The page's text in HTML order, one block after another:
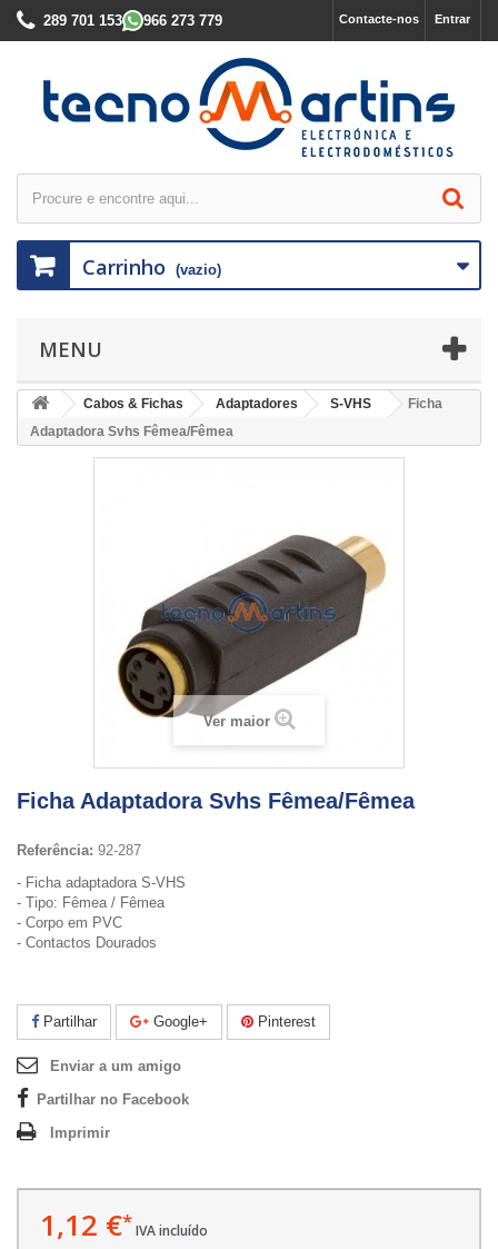
Entrar
Contacte-nos
289 701 153 966 273 779
Carrinho (vazio)
MENU
Cabos & Fichas Adaptadores S-VHS
Ficha
Adaptadora Svhs Fêmea/Fêmea
Ver maior
Ficha Adaptadora Svhs Fêmea/Fêmea
Referência: 92-287
- Ficha adaptadora S-VHS
- Tipo: Fêmea / Fêmea
- Corpo em PVC
- Contactos Dourados
Partilhar Google+ Pinterest
Enviar a um amigo
Partilhar no Facebook
Imprimir
1,12 €*IVA incluído